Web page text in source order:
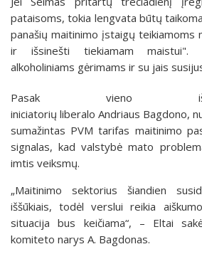
pataisoms, tokia lengvata būtų
panašių maitinimo įstaigų teikiamoms
ir išsinešti tiekiamam maistui".
alkoholiniams gėrimams ir su jais
Pasak vieno
iniciatorių liberalo Andriaus Bagdono,
sumažintas PVM tarifas maitinimo
signalas, kad valstybė mato
imtis veiksmų.
„Maitinimo sektorius šiandien
iššūkiais, todėl verslui reikia
situacija bus keičiama“, – Eltai
komiteto narys A. Bagdonas.